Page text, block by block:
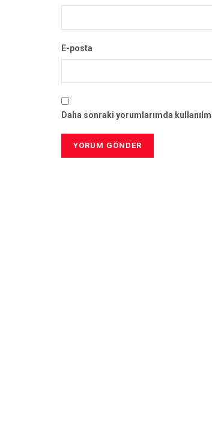
E-posta
Daha sonraki yorumlarımda